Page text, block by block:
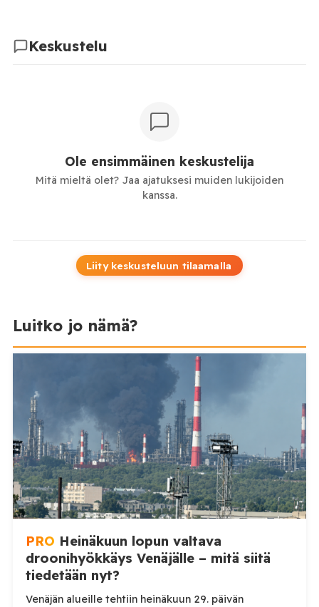
Keskustelu
Ole ensimmäinen keskustelija
Mitä mieltä olet? Jaa ajatuksesi muiden lukijoiden
kanssa.
Liity keskusteluun tilaamalla
Luitko jo nämä?
PRO Heinäkuun lopun valtava
droonihyökkäys Venäjälle – mitä siitä
tiedetään nyt?
Venäjän alueille tehtiin heinäkuun 29. päivän